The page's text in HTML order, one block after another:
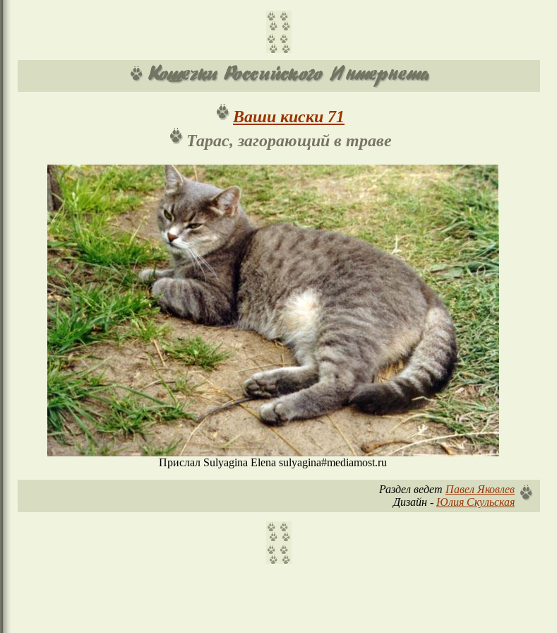
Ваши киски 71
Тарас, загорающий в траве
Прислал Sulyagina Elena sulyagina#mediamost.ru
Раздел ведет Павел Яковлев
Дизайн - Юлия Скульская